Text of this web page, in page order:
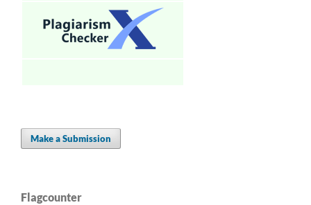
Make a Submission
Flagcounter